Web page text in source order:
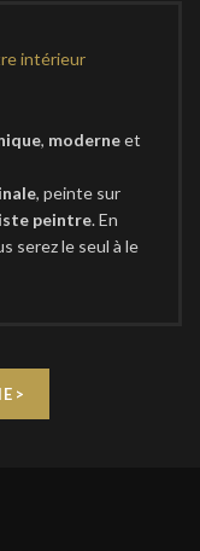
intérieur
, moderneet
, peinte sur
peintre. En
serez le seul à le
>